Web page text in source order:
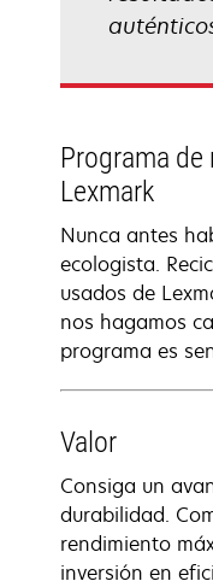
Programa
Lexmark
Nunca antes
ecologista.
usados de
nos hagamos
programa es
Valor
Consiga un
durabilidad.
rendimiento
inversión en